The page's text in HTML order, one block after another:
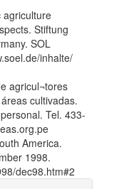
agriculture
Stiftung
SOL
inhalte/
agricul¬tores
cultivadas.
Tel. 433-
America.
1998.
dec98.htm#2